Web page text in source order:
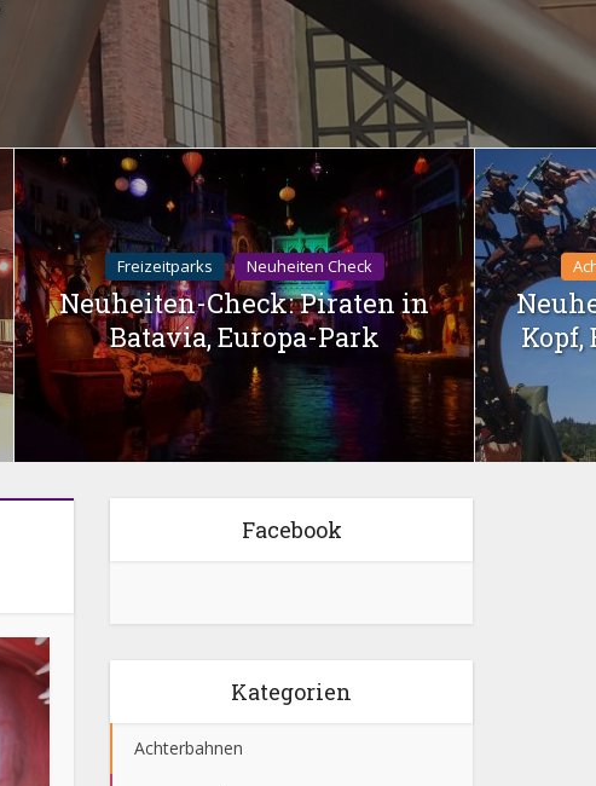
Freizeitparks Neuheiten Check
Neuheiten-Check: Piraten in
Batavia, Europa-Park
Facebook
Kategorien
Achterbahnen